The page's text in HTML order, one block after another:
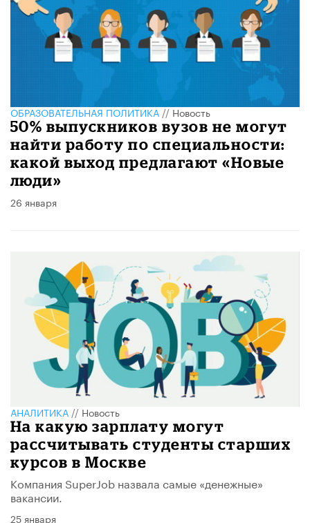
ОБРАЗОВАТЕЛЬНАЯ ПОЛИТИКА//Новость
50% выпускников вузов не могут
найти работу по специальности:
какой выход предлагают «Новые
люди»
26 января
АНАЛИТИКА // Новость
На какую зарплату могут
рассчитывать студенты старших
курсов в Москве
Компания SuperJob назвала самые «денежные»
вакансии.
25 января